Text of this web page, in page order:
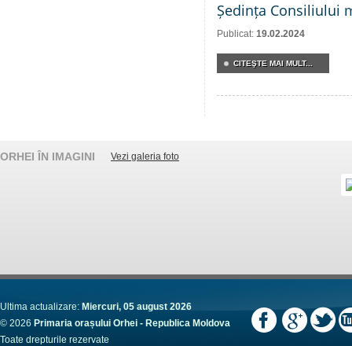
Ședința Consiliului
Publicat: 19.02.2024
CITEŞTE MAI MULT...
ORHEI ÎN IMAGINI Vezi galeria foto
Ultima actualizare: Miercuri, 05 august 2026
© 2026 Primaria orașului Orhei - Republica Moldova
Toate drepturile rezervate